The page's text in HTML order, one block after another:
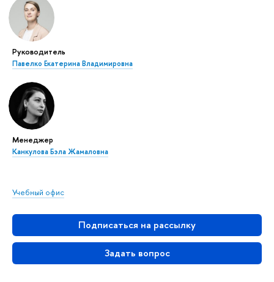
Руководитель
Павелко Екатерина Владимировна
Менеджер
Канкулова Бэла Жамаловна
Учебный офис
Подписаться на рассылку
Задать вопрос